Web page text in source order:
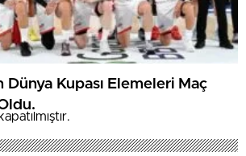
Dünya Kupası Elemeleri Maç